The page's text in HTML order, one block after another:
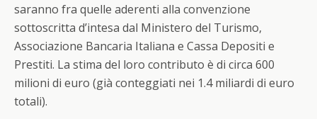
saranno fra quelle aderenti alla convenzione
sottoscritta d’intesa dal Ministero del Turismo,
Associazione Bancaria Italiana e Cassa Depositi e
Prestiti. La stima del loro contributo è di circa 600
milioni di euro (già conteggiati nei 1.4 miliardi di euro
totali).